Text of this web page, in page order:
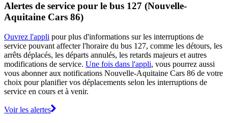
Alertes de service pour le bus 127 (Nouvelle-
Aquitaine Cars 86)
Ouvrez l'appli pour plus d'informations sur les interruptions de
service pouvant affecter l'horaire du bus 127, comme les détours, les
arrêts déplacés, les départs annulés, les retards majeurs et autres
modifications de service. Une fois dans l'appli, vous pourrez aussi
vous abonner aux notifications Nouvelle-Aquitaine Cars 86 de votre
choix pour planifier vos déplacements selon les interruptions de
service en cours et à venir.
Voir les alertes